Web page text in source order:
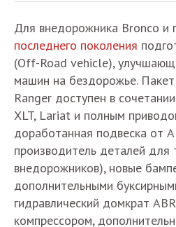
Для внедорожника Bronco и
последнего поколения
(Off-Road vehicle),
машин на бездорожье. Пакет
Ranger доступен в
XLT, Lariat и полным
доработанная подвеска от
производитель деталей для
внедорожников), новые
дополнительными
гидравлический домкрат
компрессором,